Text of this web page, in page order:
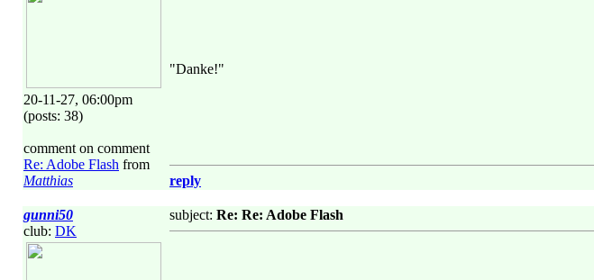
20-11-27, 06:00pm
(posts: 38)
comment on comment
Re: Adobe Flash from
Matthias
"Danke!"
reply
gunni50
club: DK
subject: Re: Re: Adobe Flash